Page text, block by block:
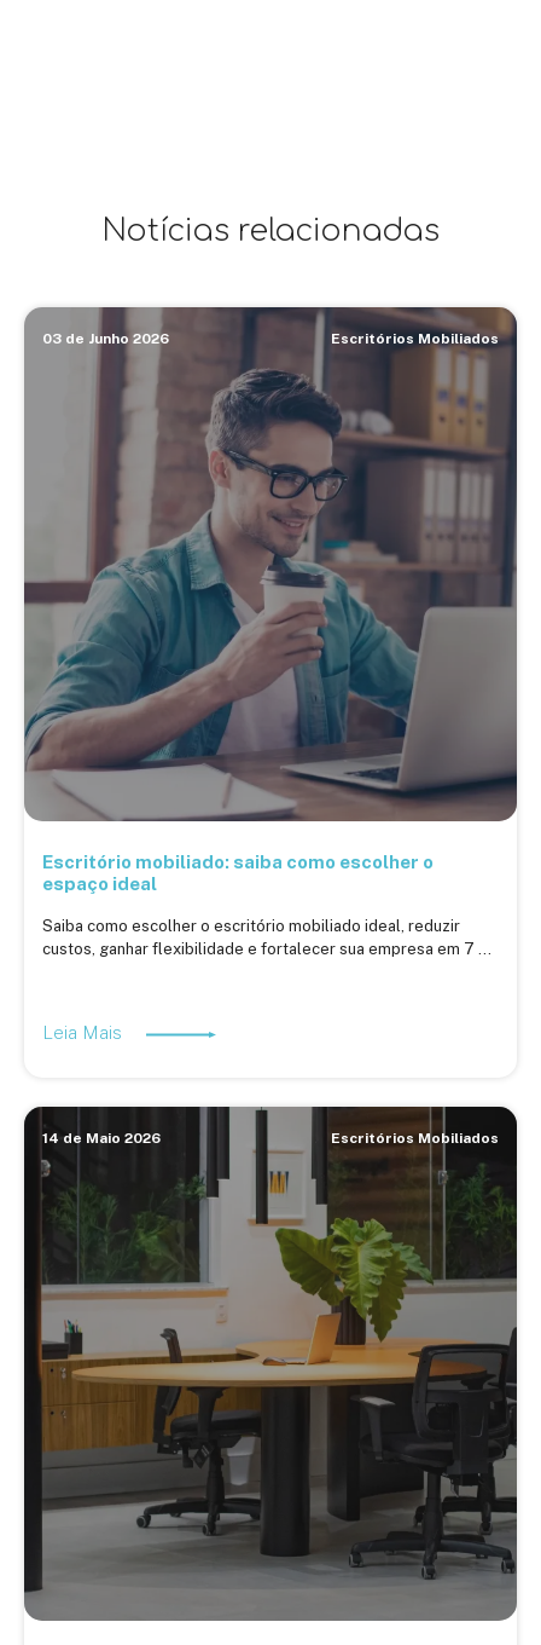
Notícias relacionadas
03 de Junho 2026 Escritórios Mobiliados
Escritório mobiliado: saiba como escolher o
espaço ideal
Saiba como escolher o escritório mobiliado ideal, reduzir
custos, ganhar flexibilidade e fortalecer sua empresa em 7 ...
Leia Mais
14 de Maio 2026 Escritórios Mobiliados